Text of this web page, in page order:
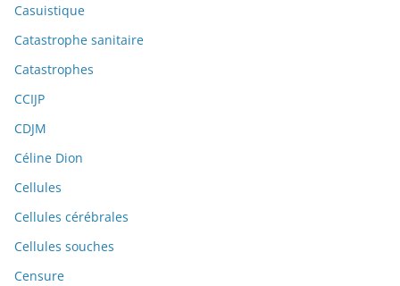
Casuistique
Catastrophe sanitaire
Catastrophes
CCIJP
CDJM
Céline Dion
Cellules
Cellules cérébrales
Cellules souches
Censure